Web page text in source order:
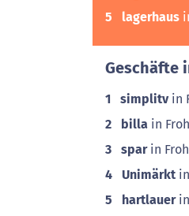
5 lagerhaus
Geschäfte
1 simplitvin
2 billa in
3 sparin
4 Unimärkt
5 hartlauerin